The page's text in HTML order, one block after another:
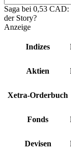
Saga bei 0,53
der Story?
Anzeige
Indizes
Aktien
Xetra-Orderbuch
Fonds
Devisen